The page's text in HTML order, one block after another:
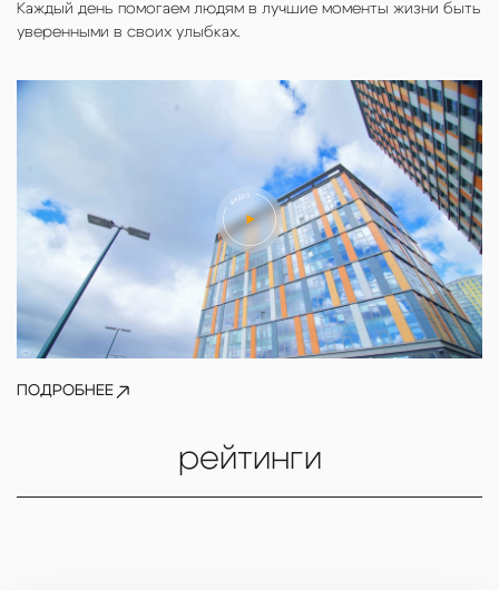
Каждый день помогаем людям в лучшие моменты жизни быть
уверенными в своих улыбках.
ПОДРОБНЕЕ
рейтинги